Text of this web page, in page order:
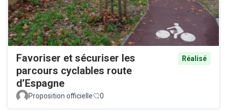
Favoriser et sécuriser les
parcours cyclables route
d’Espagne
Réalisé
Proposition officielle 0